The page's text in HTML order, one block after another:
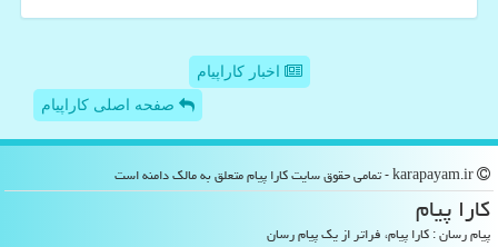
اخبار کاراپیام
صفحه اصلی کاراپیام
كارا پیام
پیام رسان : کارا پیام، فراتر از یک پیام رسان